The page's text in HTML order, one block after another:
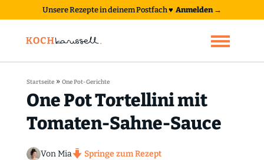
Unsere Rezepte in deinem Postfach♥ Anmelden →
Startseite» One Pot-Gerichte
One Pot Tortellini mit
Tomaten-Sahne-Sauce
Von Mia Springe zum Rezept